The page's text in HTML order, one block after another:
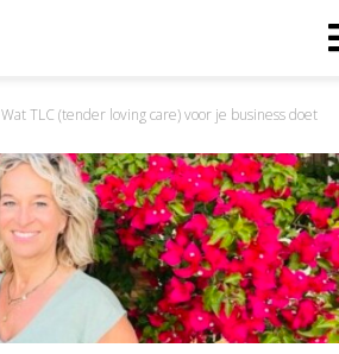
Wat TLC (tender loving care) voor je business doet